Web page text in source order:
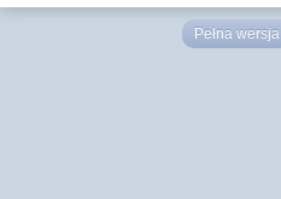
Pełna wersja